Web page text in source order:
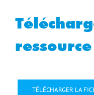
ressource
TÉLÉCHARGER LA